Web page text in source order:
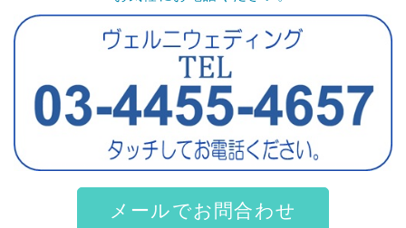
メールでお問合わせ